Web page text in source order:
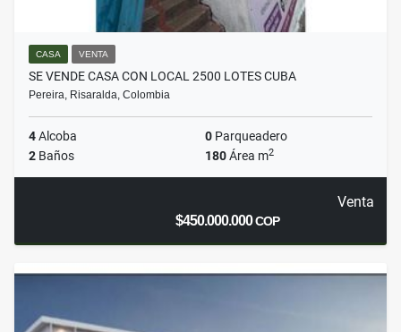
CASA VENTA
SE VENDE CASA CON LOCAL 2500 LOTES CUBA
Pereira, Risaralda, Colombia
4Alcoba 0 Parqueadero
2 Baños 180Área m2
Venta
$450.000.000COP